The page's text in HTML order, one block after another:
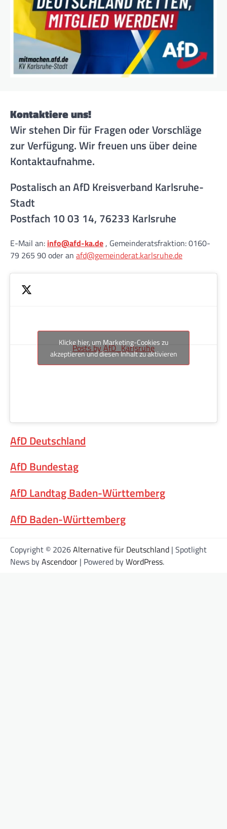
Kontaktiere uns!
Wir stehen Dir für Fragen oder Vorschläge
zur Verfügung. Wir freuen uns über deine
Kontaktaufnahme.
Postalisch an AfD Kreisverband Karlsruhe-
Stadt
Postfach 10 03 14, 76233 Karlsruhe
E-Mail an: info@afd-ka.de, Gemeinderatsfraktion: 0160-
79 265 90 oder an afd@gemeinderat.karlsruhe.de
Posts by AfD_Karlsruhe
Klicke hier, um Marketing-Cookies zu
akzeptieren und diesen Inhalt zu aktivieren
AfD Deutschland
AfD Bundestag
AfD Landtag Baden-Württemberg
AfD Baden-Württemberg
Copyright © 2026Alternative für Deutschland | Spotlight
News byAscendoor | Powered byWordPress.